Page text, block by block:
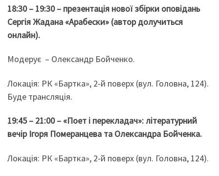
18:30 – 19:30 – презентація нової збірки оповідань
Сергія Жадана «Арабески» (автор долучиться
онлайн).
Модерує – Олександр Бойченко.
Локація: РК «Бартка», 2-й поверх (вул. Головна, 124).
Буде трансляція.
19:45 – 21:00 – «Поет і перекладач»: літературний
вечір Ігоря Померанцева та Олександра Бойченка.
Локація: РК «Бартка», 2-й поверх (вул. Головна, 124).